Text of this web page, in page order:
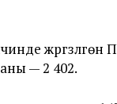
жүргүзүлгөн
— 2 402.